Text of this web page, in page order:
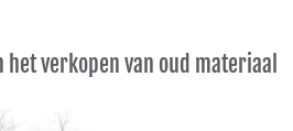
het verkopen van oud materiaal